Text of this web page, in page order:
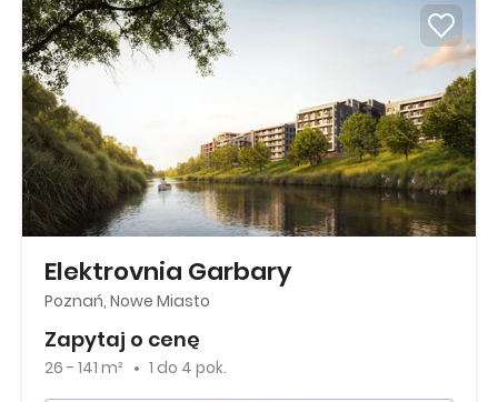
Elektrovnia Garbary
Poznań, Nowe Miasto
Zapytaj o cenę
26 - 141 m² 1 do 4 pok.